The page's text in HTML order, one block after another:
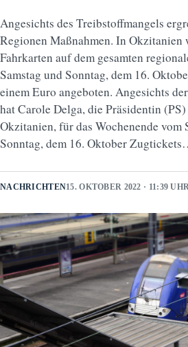
Angesichts des Treibstoffmangels
Regionen Maßnahmen. In Okzitanien
Fahrkarten auf dem gesamten
Samstag und Sonntag, dem 16.
einem Euro angeboten. Angesichts
hat Carole Delga, die Präsidentin
Okzitanien, für das Wochenende vom
Sonntag, dem 16. Oktober
NACHRICHTEN15. OKTOBER 2022 · 11:39 UHR